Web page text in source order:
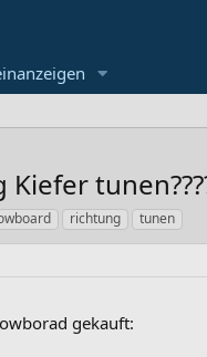
richtung tunen
gekauft: